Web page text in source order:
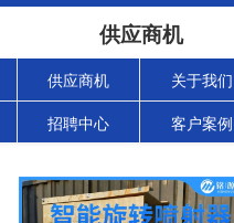
供应商机
供应商机 关于我们
招聘中心 客户案例